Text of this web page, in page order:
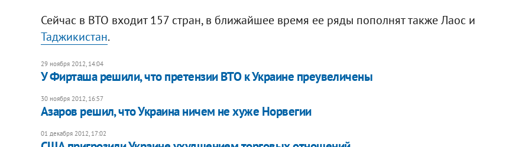
Сейчас в ВТО входит 157 стран, в ближайшее время ее ряды пополнят также Лаос и
Таджикистан.
29 ноября 2012, 14:04
У Фирташа решили, что претензии ВТО к Украине преувеличены
30 ноября 2012, 16:57
Азаров решил, что Украина ничем не хуже Норвегии
01 декабря 2012, 17:02